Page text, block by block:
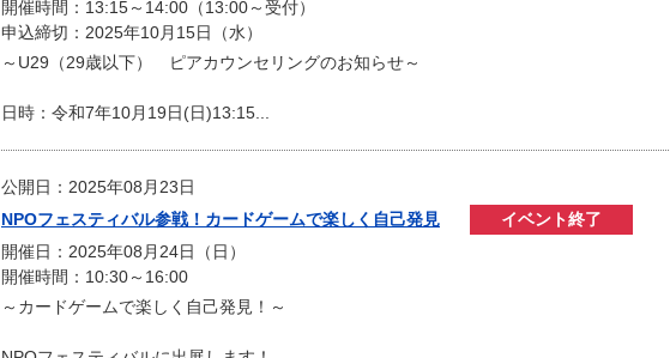
開催時間：13:15～14:00（13:00～受付）
申込締切：2025年10月15日（水）
～U29（29歳以下） ピアカウンセリングのお知らせ～
日時：令和7年10月19日(日)13:15...
公開日：2025年08月23日
NPOフェスティバル参戦！カードゲームで楽しく自己発見
イベント終了
開催日：2025年08月24日（日）
開催時間：10:30～16:00
～カードゲームで楽しく自己発見！～